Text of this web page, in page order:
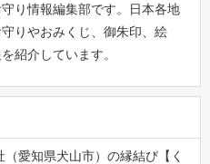
り情報編集部です。日本各地
りやおみくじ、御朱印、絵
紹介しています。
（愛知県犬山市）の縁結び【く